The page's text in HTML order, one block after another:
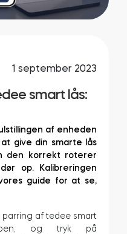
1 september 2023
smart lås:
af enheden
give din smarte lås
den korrekt roterer
op. Kalibreringen
guide for at se,
af tedee smart
og tryk på